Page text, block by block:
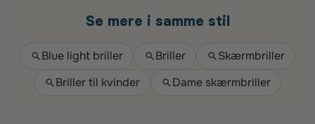
Se mere i samme stil
Blue light briller Briller
Skærmbriller
Briller til kvinder
Dame skærmbriller